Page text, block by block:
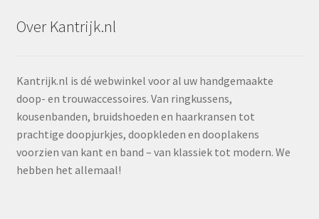
Over Kantrijk.nl
Kantrijk.nl is dé webwinkel voor al uw handgemaakte
doop- en trouwaccessoires. Van ringkussens,
kousenbanden, bruidshoeden en haarkransen tot
prachtige doopjurkjes, doopkleden en dooplakens
voorzien van kant en band – van klassiek tot modern. We
hebben het allemaal!